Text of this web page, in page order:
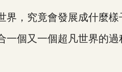
，究竟會發展成什麼樣
個又一個超凡世界的過